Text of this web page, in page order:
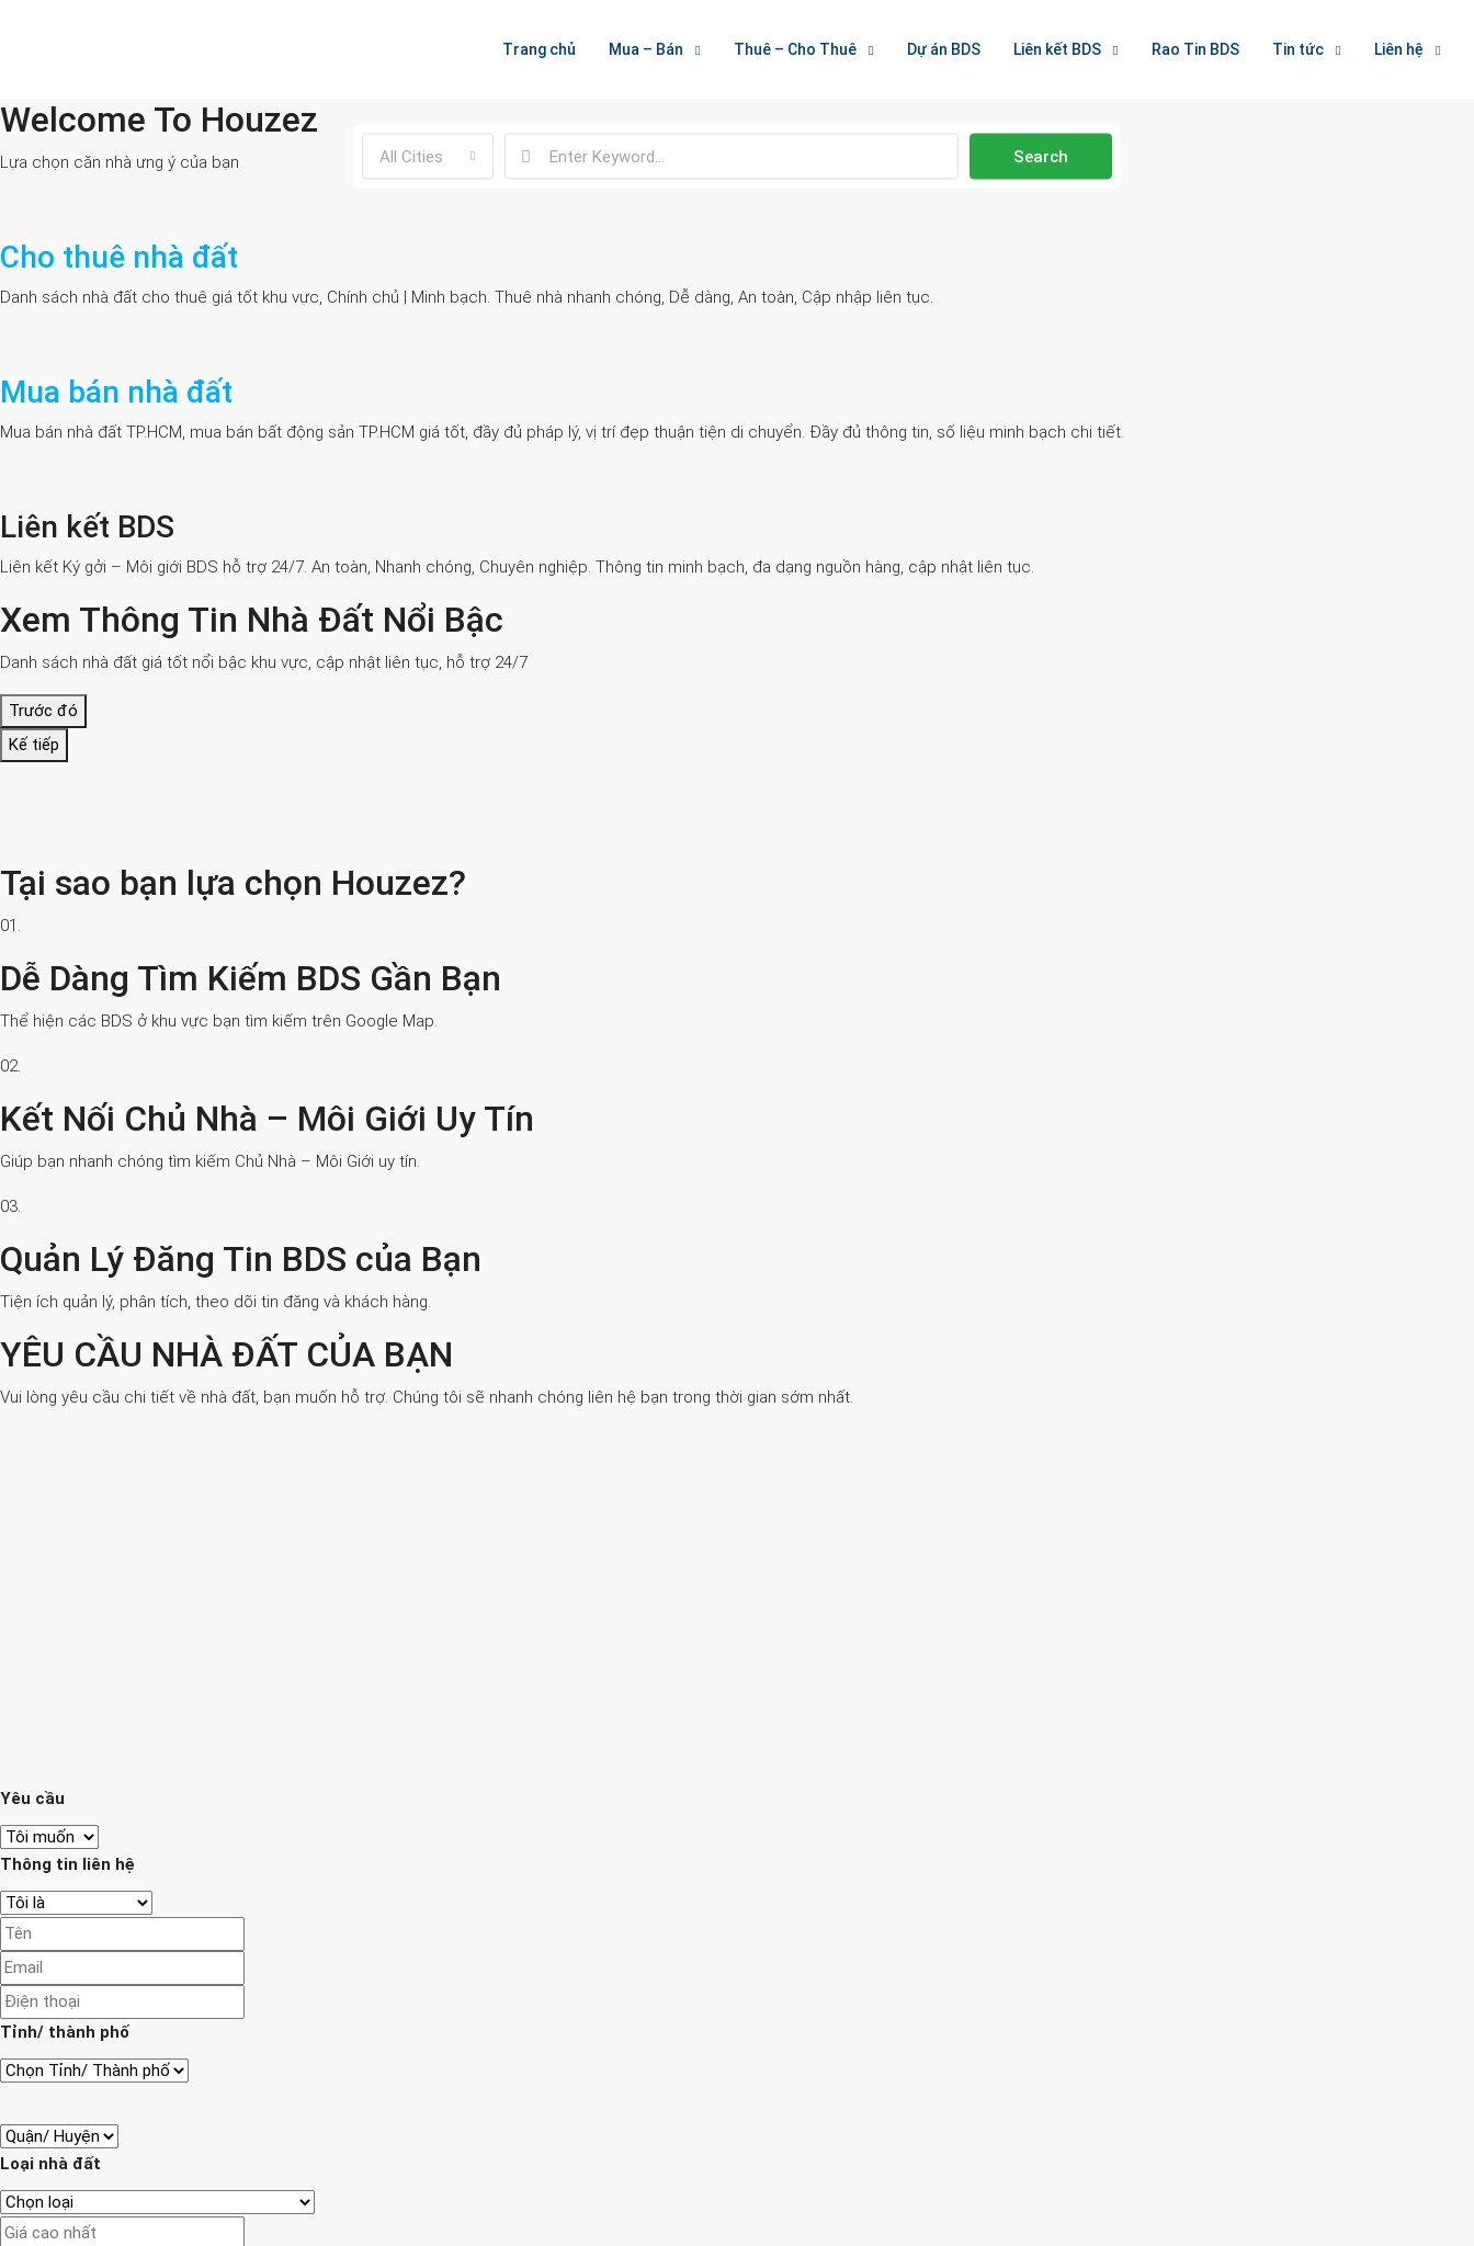
Trang chủ Mua – Bán Thuê – Cho Thuê Dự án BDS Liên kết BDS Rao Tin BDS Tin tức Liên hệ
Welcome To Houzez
All Cities Search
Welcome To Houzez
Lựa chọn căn nhà ưng ý của bạn
Cho thuê nhà đất
Danh sách nhà đất cho thuê giá tốt khu vực, Chính chủ | Minh bạch. Thuê nhà nhanh chóng, Dễ dàng, An toàn, Cập nhập liên tục.
Mua bán nhà đất
Mua bán nhà đất TP.HCM, mua bán bất động sản TP.HCM giá tốt, đầy đủ pháp lý, vị trí đẹp thuận tiện di chuyển. Đầy đủ thông tin, số liệu minh bạch chi tiết.
Liên kết BDS
Liên kết Ký gởi – Môi giới BDS hỗ trợ 24/7. An toàn, Nhanh chóng, Chuyên nghiệp. Thông tin minh bạch, đa dạng nguồn hàng, cập nhật liên tục.
Xem Thông Tin Nhà Đất Nổi Bậc
Danh sách nhà đất giá tốt nổi bậc khu vực, cập nhật liên tục, hỗ trợ 24/7
Trước đó
Kế tiếp
Tại sao bạn lựa chọn Houzez?
01.
Dễ Dàng Tìm Kiếm BDS Gần Bạn
Thể hiện các BDS ở khu vực bạn tìm kiếm trên Google Map.
02.
Kết Nối Chủ Nhà – Môi Giới Uy Tín
Giúp bạn nhanh chóng tìm kiếm Chủ Nhà – Môi Giới uy tín.
03.
Quản Lý Đăng Tin BDS của Bạn
Tiện ích quản lý, phân tích, theo dõi tin đăng và khách hàng.
YÊU CẦU NHÀ ĐẤT CỦA BẠN
Vui lòng yêu cầu chi tiết về nhà đất, bạn muốn hỗ trợ. Chúng tôi sẽ nhanh chóng liên hệ bạn trong thời gian sớm nhất.
Yêu cầu
Thông tin liên hệ
Tỉnh/ thành phố
Loại nhà đất